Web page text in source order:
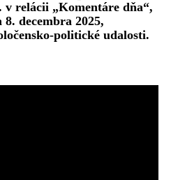
relácii „Komentáre dňa“,
decembra 2025,
politické udalosti.